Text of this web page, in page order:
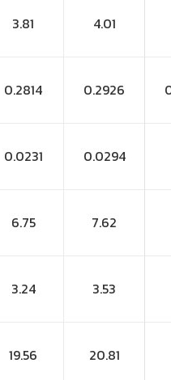
3.81 4.01
0.2814 0.2926
0.0231 0.0294
6.75 7.62
3.24 3.53
19.56 20.81